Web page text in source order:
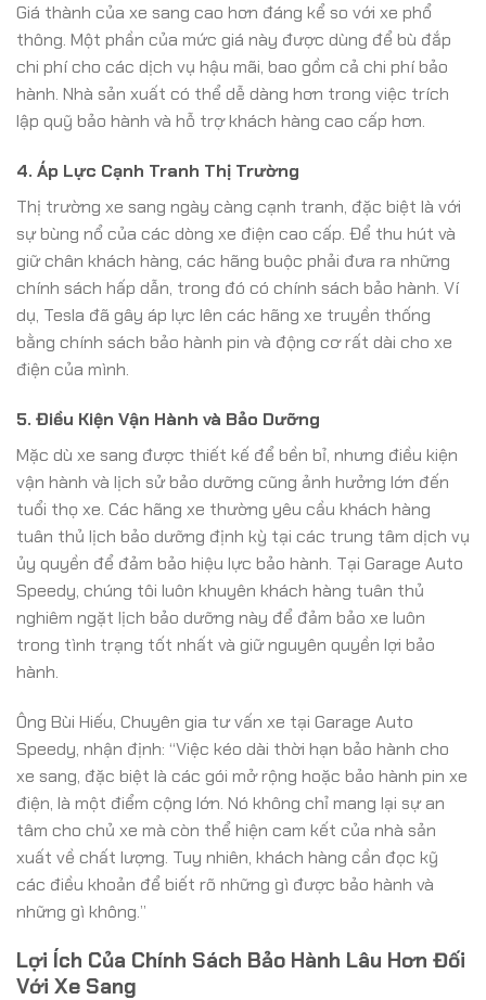
Giá thành của xe sang cao hơn đáng kể so với xe phổ
thông. Một phần của mức giá này được dùng để bù đắp
chi phí cho các dịch vụ hậu mãi, bao gồm cả chi phí bảo
hành. Nhà sản xuất có thể dễ dàng hơn trong việc trích
lập quỹ bảo hành và hỗ trợ khách hàng cao cấp hơn.
4. Áp Lực Cạnh Tranh Thị Trường
Thị trường xe sang ngày càng cạnh tranh, đặc biệt là với
sự bùng nổ của các dòng xe điện cao cấp. Để thu hút và
giữ chân khách hàng, các hãng buộc phải đưa ra những
chính sách hấp dẫn, trong đó có chính sách bảo hành. Ví
dụ, Tesla đã gây áp lực lên các hãng xe truyền thống
bằng chính sách bảo hành pin và động cơ rất dài cho xe
điện của mình.
5. Điều Kiện Vận Hành và Bảo Dưỡng
Mặc dù xe sang được thiết kế để bền bỉ, nhưng điều kiện
vận hành và lịch sử bảo dưỡng cũng ảnh hưởng lớn đến
tuổi thọ xe. Các hãng xe thường yêu cầu khách hàng
tuân thủ lịch bảo dưỡng định kỳ tại các trung tâm dịch vụ
ủy quyền để đảm bảo hiệu lực bảo hành. Tại Garage Auto
Speedy, chúng tôi luôn khuyên khách hàng tuân thủ
nghiêm ngặt lịch bảo dưỡng này để đảm bảo xe luôn
trong tình trạng tốt nhất và giữ nguyên quyền lợi bảo
hành.
Ông Bùi Hiếu, Chuyên gia tư vấn xe tại Garage Auto
Speedy, nhận định: “Việc kéo dài thời hạn bảo hành cho
xe sang, đặc biệt là các gói mở rộng hoặc bảo hành pin xe
điện, là một điểm cộng lớn. Nó không chỉ mang lại sự an
tâm cho chủ xe mà còn thể hiện cam kết của nhà sản
xuất về chất lượng. Tuy nhiên, khách hàng cần đọc kỹ
các điều khoản để biết rõ những gì được bảo hành và
những gì không.”
Lợi Ích Của Chính Sách Bảo Hành Lâu Hơn Đối
Với Xe Sang